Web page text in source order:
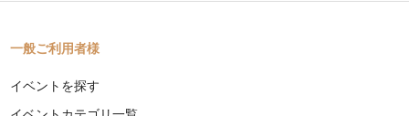
一般ご利用者様
イベントを探す